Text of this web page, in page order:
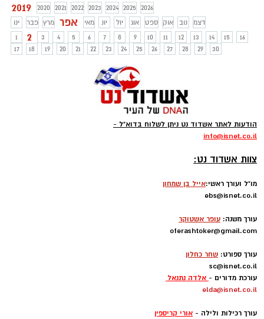
2019 2020 2021 2022 2023 2024 2025
2026
ינו
פבר מרץ אפר מאי יונ יול אוג ספט אוק נוב
דצמ
1
2 3 4 5 6 7 8 9 10 11 12 13 14 15
16
17
18 19 20 21 22 23 24 25 26 27 28 29 30
הודעות לאתר אשדוד נט ניתן לשלוח בדוא"ל -
info@isnet.co.il
צוות אשדוד נט:
מו"ל ועורך ראשי:אייל בן שמחון
ebs@isnet.co.il
עורך משנה: עופר אשטוקר
oferashtoker@gmail.com
עורך ספורט: שחר כחלון
sc@isnet.co.il
עורכת מדורים - אלדה נתנאל
elda@isnet.co.il
עורך רכילות ולילה - אורי קריספין